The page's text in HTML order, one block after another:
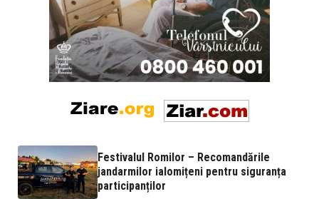
Festivalul Romilor – Recomandările
jandarmilor ialomițeni pentru siguranța
participanților